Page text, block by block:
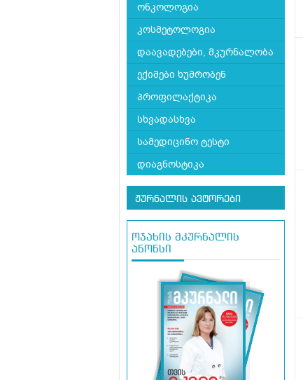
ონკოლოგია
კოსმეტოლოგია
დაავადებები, მკურნალობა
ექიმები ხუმრობენ
პროფილაქტიკა
სხვადასხვა
სამედიცინო ტესტი
დიაგნოსტიკა
ჟურნალის ავტორები
ოჯახის მკურნალის
ანონსი